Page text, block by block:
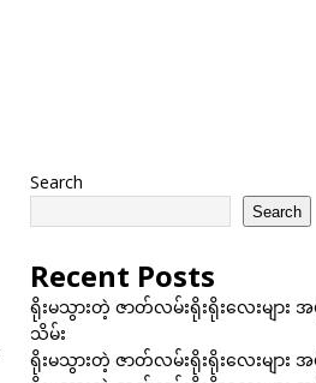
Search
Search
Recent Posts
ရိုးမသွားတဲ့ ဇာတ်လမ်းရိုးရိုးလေးများ
သိမ်း
ရိုးမသွားတဲ့ ဇာတ်လမ်းရိုးရိုးလေးများ အ